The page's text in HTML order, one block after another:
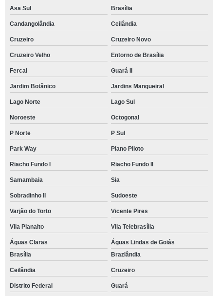
Asa Sul Brasília
Candangolândia Ceilândia
Cruzeiro Cruzeiro Novo
Cruzeiro Velho Entorno de Brasília
Fercal Guará II
Jardim Botânico Jardins Mangueiral
Lago Norte Lago Sul
Noroeste Octogonal
P Norte P Sul
Park Way Plano Piloto
Riacho Fundo I Riacho Fundo II
Samambaia Sia
Sobradinho II Sudoeste
Varjão do Torto Vicente Pires
Vila Planalto Vila Telebrasília
Águas Claras
Águas Lindas de Goiás
Brasília
Brazlândia
Ceilândia Cruzeiro
Distrito Federal Guará